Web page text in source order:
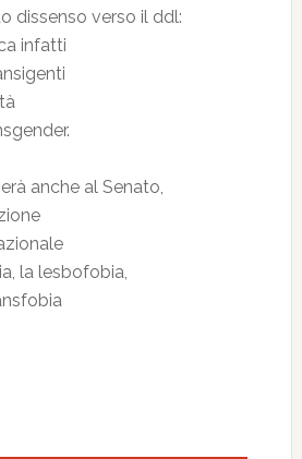
dissenso verso il ddl:
infatti
anche al Senato,
la lesbofobia,